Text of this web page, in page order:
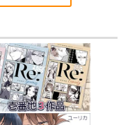
ヴルガ ー叛逆篇ー 5
Story(通常盤)/桃鈴
ねね